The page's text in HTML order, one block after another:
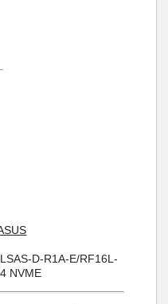
D-R1A-E/RF16L-
NVME